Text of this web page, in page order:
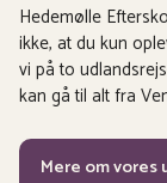
Hedemølle
ikke, at du kun
vi på to
kan gå til alt fra
Mere om